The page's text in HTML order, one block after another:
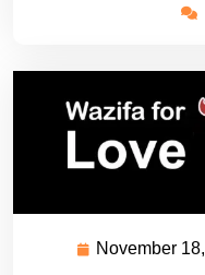
November